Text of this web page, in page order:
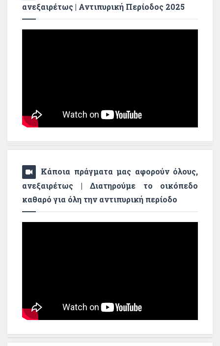
ανεξαιρέτως | Αντιπυρική Περίοδος 2025
Κάποια πράγματα μας αφορούν όλους,
ανεξαιρέτως | Διατηρούμε το οικόπεδο
καθαρό για όλη την αντιπυρική περίοδο